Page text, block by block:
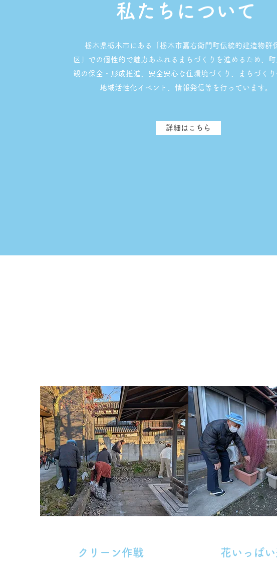
私たちについて
栃木県栃木市にある「栃木市嘉右衛門町伝統的建造物群
区」での個性的で魅力あふれるまちづくりを進めるため、
観の保全・形成推進、安全安心な住環境づくり、まちづくり
地域活性化イベント、情報発信等を行っています。
詳細はこちら
クリーン作戦 花いっぱ